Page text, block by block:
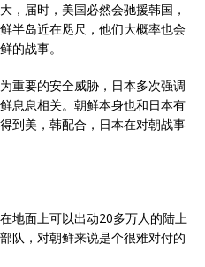
，届时，美国必然会驰援韩国，
半岛近在咫尺，他们大概率也会
的战事。
重要的安全威胁，日本多次强调
息息相关。朝鲜本身也和日本有
到美，韩配合，日本在对朝战事
地面上可以出动20多万人的陆上
队，对朝鲜来说是个很难对付的